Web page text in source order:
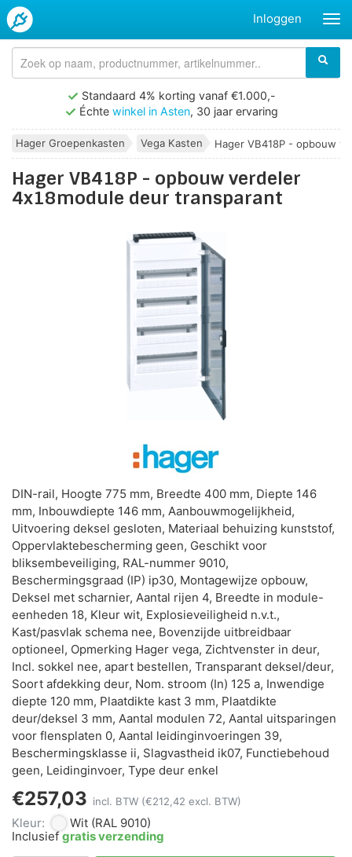
Inloggen
Standaard 4% korting vanaf €1.000,-
Échte winkel in Asten, 30 jaar ervaring
Hager Groepenkasten Vega Kasten Hager VB418P - opbouw
Hager VB418P - opbouw verdeler
4x18module deur transparant
DIN-rail, Hoogte 775 mm, Breedte 400 mm, Diepte 146
mm, Inbouwdiepte 146 mm, Aanbouwmogelijkheid,
Uitvoering deksel gesloten, Materiaal behuizing kunststof,
Oppervlaktebescherming geen, Geschikt voor
bliksembeveiliging, RAL-nummer 9010,
Beschermingsgraad (IP) ip30, Montagewijze opbouw,
Deksel met scharnier, Aantal rijen 4, Breedte in module-
eenheden 18, Kleur wit, Explosieveiligheid n.v.t.,
Kast/pasvlak schema nee, Bovenzijde uitbreidbaar
optioneel, Opmerking Hager vega, Zichtvenster in deur,
Incl. sokkel nee, apart bestellen, Transparant deksel/deur,
Soort afdekking deur, Nom. stroom (In) 125 a, Inwendige
diepte 120 mm, Plaatdikte kast 3 mm, Plaatdikte
deur/deksel 3 mm, Aantal modulen 72, Aantal uitsparingen
voor flensplaten 0, Aantal leidinginvoeringen 39,
Beschermingsklasse ii, Slagvastheid ik07, Functiebehoud
geen, Leidinginvoer, Type deur enkel
€257,03 incl. BTW (€212,42 excl. BTW)
Kleur: Wit (RAL 9010)
Inclusiefgratis verzending